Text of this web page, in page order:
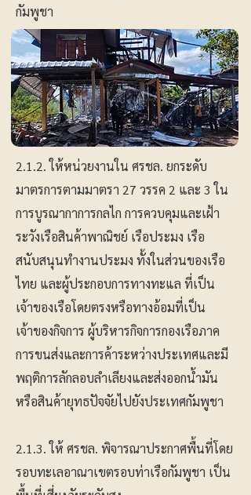
กัมพูชา
2.1.2. ให้หน่วยงานใน ศรชล. ยกระดับ
มาตรการตามมาตรา 27 วรรค 2 และ 3 ใน
การบูรณากาการกลไก การควบคุมและเฝ้า
ระวังเรือสินค้าพาณิชย์ เรือประมง เรือ
สนับสนุนทำงานประมง ทั้งในส่วนของเรือ
ไทย และผู้ประกอบการทางทะแล ที่เป็น
เจ้าของเรือโดยตรงหรือทางอ้อมที่เป็น
เจ้าของกิจการ ผู้บริหารกิจการกองเรือภาค
การขนส่งและการค้าระหว่างประเทศและมี
พฤติการลักลอบลำเลียงและส่งออกน้ำมัน
หรือสินค้ายุทธปัจจัยไปยังประเทศกัมพูชา
2.1.3. ให้ ศรชล. พิจารณาประกาศพื้นที่โดย
รอบทะเลอาณาเขตรอบท่าเรือกัมพูชา เป็น